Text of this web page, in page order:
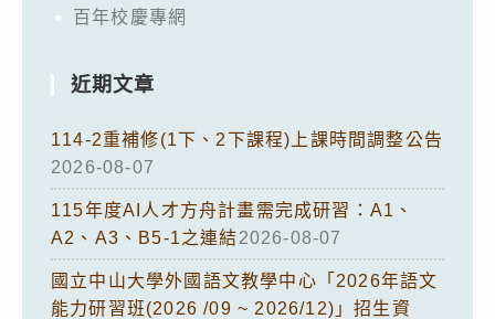
百年校慶專網
近期文章
114-2重補修(1下、2下課程)上課時間調整公告
2026-08-07
115年度AI人才方舟計畫需完成研習：A1、
A2、A3、B5-1之連結2026-08-07
國立中山大學外國語文教學中心「2026年語文
能力研習班(2026 /09 ~ 2026/12)」招生資